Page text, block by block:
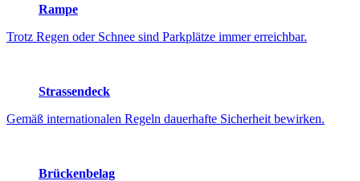
Rampe
Trotz Regen oder Schnee sind Parkplätze immer erreichbar.
Strassendeck
Gemäß internationalen Regeln dauerhafte Sicherheit bewirken.
Brückenbelag